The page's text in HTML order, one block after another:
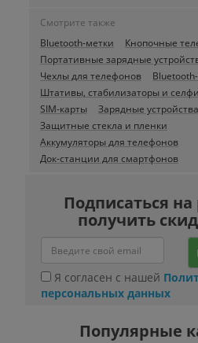
Смотрите также
Bluetooth-метки
Кнопочные
Портативные зарядные
Чехлы для телефонов
Штативы, стабилизаторы и
SIM-карты
Зарядные устройства
Защитные стекла и пленки
Аккумуляторы для телефонов
Док-станции для смартфонов
Подписаться
получить
Я согласен с нашей
персональных данных
Популярные